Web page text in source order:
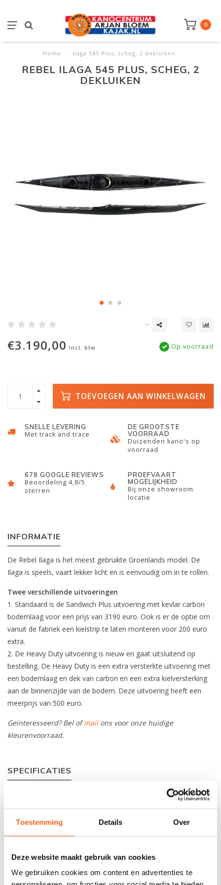
Toestemming Details Over
Deze website maakt gebruik van cookies
We gebruiken cookies om content en advertenties te
0
Home / Ilaga 545 Plus, scheg, 2 dekluiken
REBEL ILAGA 545 PLUS, SCHEG, 2
DEKLUIKEN
€3.190,00 Incl. btw Op voorraad
TOEVOEGEN AAN WINKELWAGEN
SNELLE LEVERING
Met track and trace
DE GROOTSTE
VOORRAAD
Duizenden kano's op
voorraad
678 GOOGLE REVIEWS
Beoordeling 4,8/5
sterren
PROEFVAART
MOGELIJKHEID
Bij onze showroom
locatie
INFORMATIE
De Rebel Ilaga is het meest gebruikte Groenlands model. De
Ilaga is speels, vaart lekker licht en is eenvoudig om in te rollen.
Twee verschillende uitvoeringen
1. Standaard is de Sandwich Plus uitvoering met kevlar carbon
bodemlaag voor een prijs van 3190 euro. Ook is er de optie om
vanuit de fabriek een kielstrip te laten monteren voor 200 euro
extra.
2. De Heavy Duty uitvoering is nieuw en gaat uitsluitend op
bestelling. De Heavy Duty is een extra versterkte uitvoering met
een bodemlaag en dek van carbon en een extra kielversterking
aan de binnenzijde van de bodem. Deze uitvoering heeft een
meerprijs van 500 euro.
Geïnteresseerd? Bel ofmailons voor onze huidige
kleurenvoorraad.
SPECIFICATIES
Sandwich +, Carbon/Kevlar
Epoxy Vacuum
Lengte: 545 cm